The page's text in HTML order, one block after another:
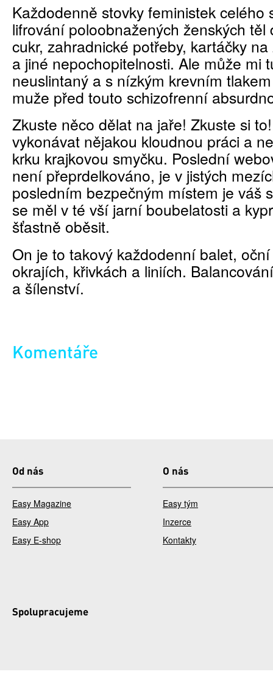
Každodenně stovky feministek celého
lifrování poloobnažených ženských těl
cukr, zahradnické potřeby, kartáčky
a jiné nepochopitelnosti. Ale může mi
neuslintaný a s nízkým krevním
muže před touto schizofrenní
Zkuste něco dělat na jaře! Zkuste si
vykonávat nějakou kloudnou práci a
krku krajkovou smyčku. Poslední
není přeprdelkováno, je v jistých
posledním bezpečným místem je váš
se měl v té vší jarní boubelatosti a
šťastně oběsit.
On je to takový každodenní balet,
okrajích, křivkách a liniích.
a šílenství.
Komentáře
Od nás
Easy Magazine
Easy App
Easy E-shop
O nás
Easy tým
Inzerce
Kontakty
Spolupracujeme